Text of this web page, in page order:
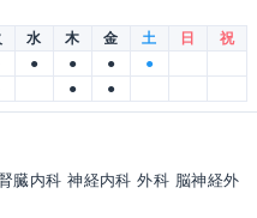
水 木 金 土 日
祝
● ● ●
●
● ●
臓内科 神経内科 外科 脳神経外